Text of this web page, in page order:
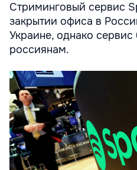
Стриминговый сервис
закрытии офиса в
Украине, однако сервис
россиянам.